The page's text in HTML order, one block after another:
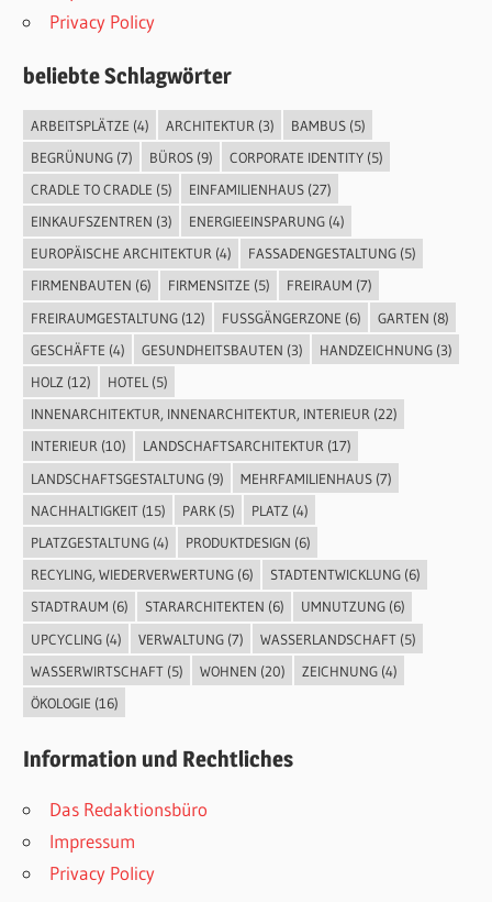
Privacy Policy
beliebte Schlagwörter
ARBEITSPLÄTZE (4) ARCHITEKTUR (3) BAMBUS(5)
BEGRÜNUNG(7) BÜROS(9) CORPORATE IDENTITY(5)
CRADLE TO CRADLE (5) EINFAMILIENHAUS(27)
EINKAUFSZENTREN (3) ENERGIEEINSPARUNG(4)
EUROPÄISCHE ARCHITEKTUR(4) FASSADENGESTALTUNG(5)
FIRMENBAUTEN (6) FIRMENSITZE (5) FREIRAUM (7)
FREIRAUMGESTALTUNG(12) FUSSGÄNGERZONE (6) GARTEN (8)
GESCHÄFTE (4) GESUNDHEITSBAUTEN (3) HANDZEICHNUNG(3)
HOLZ (12) HOTEL (5)
INNENARCHITEKTUR, INNENARCHITEKTUR, INTERIEUR(22)
INTERIEUR(10) LANDSCHAFTSARCHITEKTUR(17)
LANDSCHAFTSGESTALTUNG(9) MEHRFAMILIENHAUS(7)
NACHHALTIGKEIT(15) PARK(5) PLATZ (4)
PLATZGESTALTUNG(4) PRODUKTDESIGN (6)
RECYLING, WIEDERVERWERTUNG(6) STADTENTWICKLUNG(6)
STADTRAUM (6) STARARCHITEKTEN (6) UMNUTZUNG(6)
UPCYCLING(4) VERWALTUNG(7) WASSERLANDSCHAFT(5)
WASSERWIRTSCHAFT(5) WOHNEN (20) ZEICHNUNG(4)
ÖKOLOGIE (16)
Information und Rechtliches
Das Redaktionsbüro
Impressum
Privacy Policy